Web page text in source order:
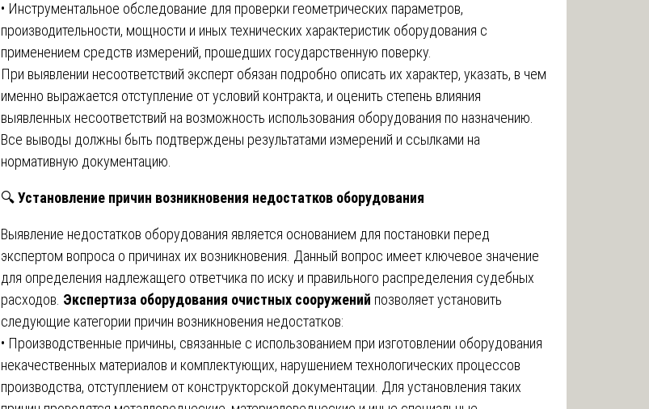
• Инструментальное обследование для проверки геометрических параметров,
производительности, мощности и иных технических характеристик оборудования с
применением средств измерений, прошедших государственную поверку.
При выявлении несоответствий эксперт обязан подробно описать их характер, указать, в чем
именно выражается отступление от условий контракта, и оценить степень влияния
выявленных несоответствий на возможность использования оборудования по назначению.
Все выводы должны быть подтверждены результатами измерений и ссылками на
нормативную документацию.
🔍Установление причин возникновения недостатков оборудования
Выявление недостатков оборудования является основанием для постановки перед
экспертом вопроса о причинах их возникновения. Данный вопрос имеет ключевое значение
для определения надлежащего ответчика по иску и правильного распределения судебных
расходов. Экспертиза оборудования очистных сооружений позволяет установить
следующие категории причин возникновения недостатков:
• Производственные причины, связанные с использованием при изготовлении оборудования
некачественных материалов и комплектующих, нарушением технологических процессов
производства, отступлением от конструкторской документации. Для установления таких